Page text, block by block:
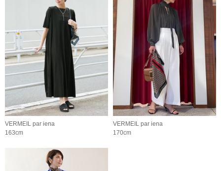
VERMEIL par iena
163cm
VERMEIL par iena
170cm